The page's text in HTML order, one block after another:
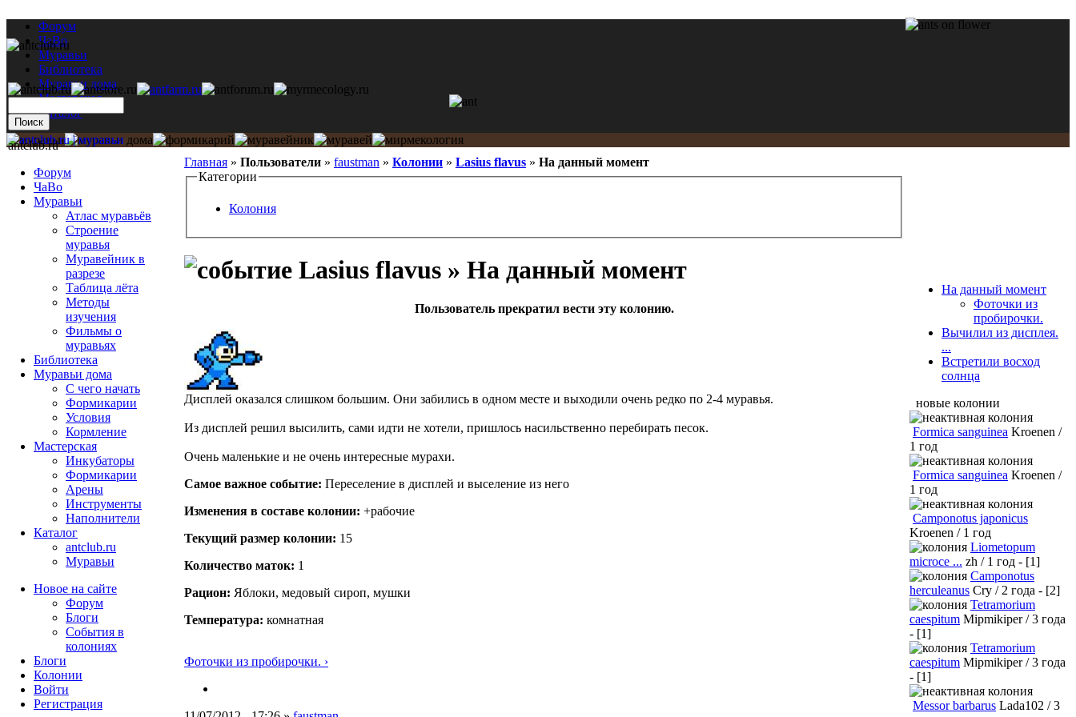
Форум
ЧаВо
Муравьи
Библиотека
Муравьи дома
Мастерская
Каталог
Главная » Пользователи » faustman » Колонии » Lasius flavus » На данный момент
Категории
Колония
Lasius flavus » На данный момент
Пользователь прекратил вести эту колонию.
Дисплей оказался слишком большим. Они забились в одном месте и выходили очень редко по 2-4 муравья.
Из дисплей решил высилить, сами идти не хотели, пришлось насильственно перебирать песок.
Очень маленькие и не очень интересные мурахи.
Самое важное событие: Переселение в дисплей и выселение из него
Изменения в составе кoлонии: +рабочие
Текущий размер кoлонии: 15
Количество маток: 1
Рацион: Яблоки, медовый сироп, мушки
Температура: комнатная
Фоточки из пробирочки. ›
antclub.ru
Форум
ЧаВо
Муравьи
Атлас муравьёв
Строение
муравья
Муравейник в
разрезе
Таблица лёта
Методы
изучения
Фильмы о
муравьях
Библиотека
Муравьи дома
С чего начать
Формикарии
Условия
Кормление
Мастерская
Инкубаторы
Формикарии
Арены
Инструменты
Наполнители
Каталог
antclub.ru
Муравьи
Новое на сайте
Форум
Блоги
События в
колониях
Блоги
Колонии
Войти
Peгиcтpaция
На данный момент
Фоточки из
пробирочки.
Вычилил из дисплея.
...
Встретили восход
солнца
новые колонии
Formica sanguinea Kroenen /
1 год
Formica sanguinea Kroenen /
1 год
Camponotus japonicus
Kroenen / 1 год
Liometopum
microce ... zh / 1 год - [1]
Camponotus
herculeanus Cry / 2 года - [2]
Tetramorium
caespitum Mipmikiper / 3 года
- [1]
Tetramorium
caespitum Mipmikiper / 3 года
- [1]
Messor barbarus Lada102 / 3